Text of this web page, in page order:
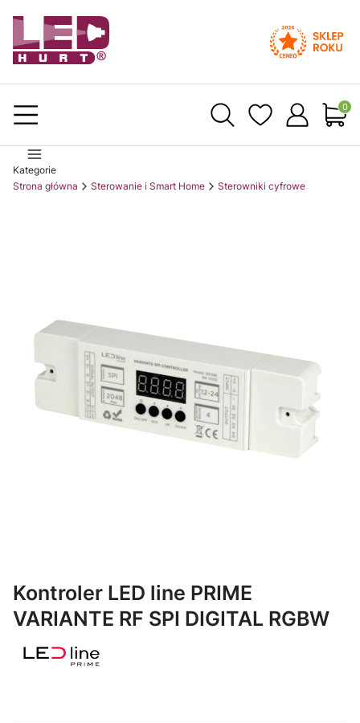
Kategorie
Strona główna
Sterowanie i Smart Home Sterowniki cyfrowe
Kontroler LED line PRIME
VARIANTE RF SPI DIGITAL RGBW